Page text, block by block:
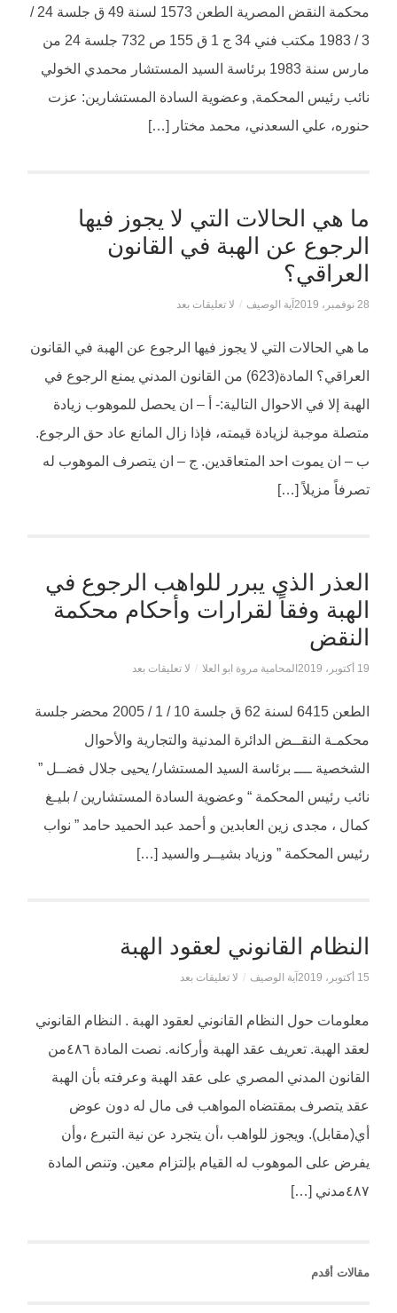
محكمة النقض المصرية الطعن 1573 لسنة 49 ق جلسة 24 /
3 / 1983 مكتب فني 34 ج 1 ق 155 ص 732 جلسة 24 من
مارس سنة 1983 برئاسة السيد المستشار محمدي الخولي
نائب رئيس المحكمة, وعضوية السادة المستشارين: عزت
حنوره، علي السعدني، محمد مختار […]
ما هي الحالات التي لا يجوز فيها
الرجوع عن الهبة في القانون
العراقي؟
28 نوفمبر، 2019 آية الوصيف / لا تعليقات بعد
ما هي الحالات التي لا يجوز فيها الرجوع عن الهبة في القانون
العراقي؟ المادة(623) من القانون المدني يمنع الرجوع في
الهبة إلا في الاحوال التالية:- أ – ان يحصل للموھوب زيادة
متصلة موجبة لزيادة قیمته، فإذا زال المانع عاد حق الرجوع.
ب – ان يموت احد المتعاقدين. ج – ان يتصرف الموھوب له
تصرفاً مزيلاً […]
العذر الذي يبرر للواهب الرجوع في
الهبة وفقاً لقرارات وأحكام محكمة
النقض
19 أكتوبر، 2019 المحامية مروة ابو العلا / لا تعليقات بعد
الطعن 6415 لسنة 62 ق جلسة 10 / 1 / 2005 محضر جلسة
محكمـة النقــض الدائرة المدنية والتجارية والأحوال
الشخصية ــــ برئاسة السيد المستشار/ يحيى جلال فضــل ”
نائب رئيس المحكمة “ وعضوية السادة المستشارين / بليـغ
كمال ، مجدى زين العابدين و أحمد عبد الحميد حامد ” نواب
رئيس المحكمة ” وزياد بشيــر والسيد […]
النظام القانوني لعقود الهبة
15 أكتوبر، 2019 آية الوصيف / لا تعليقات بعد
معلومات حول النظام القانوني لعقود الهبة . النظام القانوني
لعقد الهبة. تعريف عقد الهبة وأركانه. نصت المادة ٤٨٦من
القانون المدني المصري على عقد الهبة وعرفته بأن الهبة
عقد يتصرف بمقتضاه المواهب فى مال له دون عوض
أي(مقابل). ويجوز للواهب ،أن يتجرد عن نية التبرع ،وأن
يفرض على الموهوب له القيام بإلتزام معين. وتنص المادة
٤٨٧مدني […]
مقالات أقدم